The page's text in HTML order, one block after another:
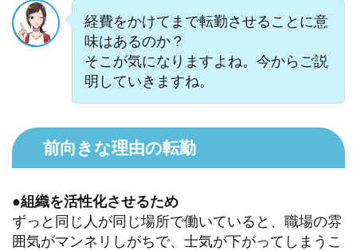
経費をかけてまで転勤させることに意
味はあるのか？
そこが気になりますよね。今からご説
明していきますね。
前向きな理由の転勤
●組織を活性化させるため
ずっと同じ人が同じ場所で働いていると、職場の雰
囲気がマンネリしがちで、士気が下がってしまうこ